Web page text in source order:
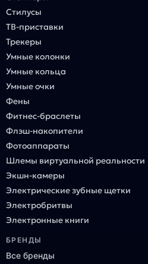
Стилусы
ТВ-приставки
Трекеры
Умные колонки
Умные кольца
Умные очки
Фены
Фитнес-браслеты
Флэш-накопители
Фотоаппараты
Шлемы виртуальной реальности
Экшн-камеры
Электрические зубные щетки
Электробритвы
Электронные книги
БРЕНДЫ
Все бренды